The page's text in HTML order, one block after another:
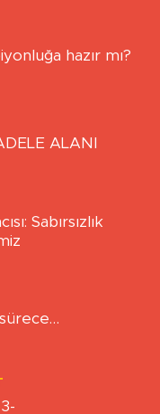
hazır mı?
ALANI
Sabırsızlık